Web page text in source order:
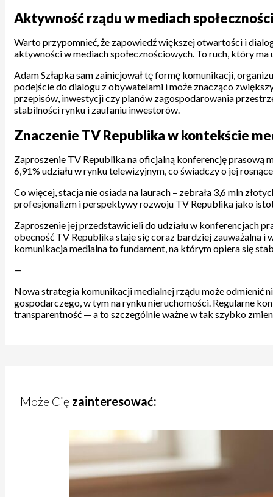
Aktywność rządu w mediach
Warto przypomnieć, że zapowiedź większej otwartości i
aktywności w mediach społecznościowych. To ruch, który
Adam Szłapka sam zainicjował tę formę komunikacji,
podejście do dialogu z obywatelami i może znacząco
przepisów, inwestycji czy planów zagospodarowania
stabilności rynku i zaufaniu inwestorów.
Znaczenie TV Republika w kontekście
Zaproszenie TV Republika na oficjalną konferencję prasową
6,91% udziału w rynku telewizyjnym, co świadczy o jej
Co więcej, stacja nie osiada na laurach – zebrała 3,6 mln
profesjonalizm i perspektywy rozwoju TV Republika jako
Zaproszenie jej przedstawicieli do udziału w konferencjach
obecność TV Republika staje się coraz bardziej zauważalna
komunikacja medialna to fundament, na którym opiera się
—
Nowa strategia komunikacji medialnej rządu może odmienić
gospodarczego, w tym na rynku nieruchomości. Regularne
transparentność — a to szczególnie ważne w tak szybko
Może Cię zainteresować: